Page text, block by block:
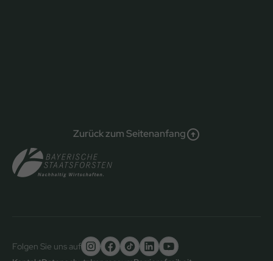
Zurück zum Seitenanfang
Folgen Sie uns auf